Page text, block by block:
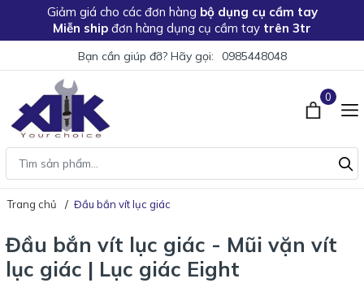
Giảm giá cho các đơn hàng bộ dụng cụ cầm tay
Miễn ship đơn hàng dụng cụ cầm tay trên 3tr
Bạn cần giúp đỡ? Hãy gọi: 0985448048
0
Trang chủ Đầu bắn vít lục giác
Đầu bắn vít lục giác - Mũi vặn vít
lục giác | Lục giác Eight